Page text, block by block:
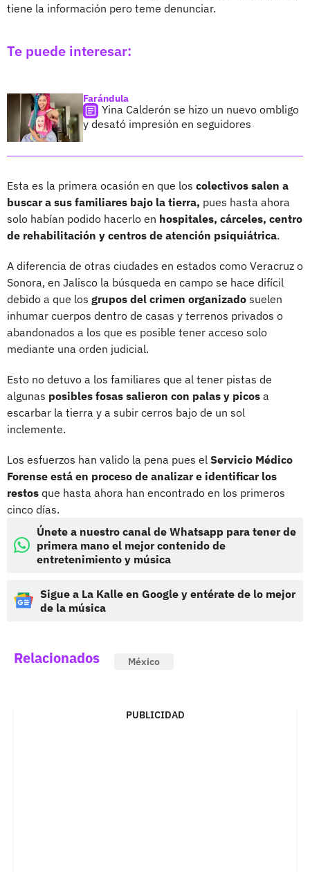
tiene la información pero teme denunciar.
Te puede interesar:
Farándula
Yina Calderón se hizo un nuevo ombligo
y desató impresión en seguidores
Esta es la primera ocasión en que los colectivos salen a
buscar a sus familiares bajo la tierra, pues hasta ahora
solo habían podido hacerlo en hospitales, cárceles, centro
de rehabilitación y centros de atención psiquiátrica.
A diferencia de otras ciudades en estados como Veracruz o
Sonora, en Jalisco la búsqueda en campo se hace difícil
debido a que los grupos del crimen organizado suelen
inhumar cuerpos dentro de casas y terrenos privados o
abandonados a los que es posible tener acceso solo
mediante una orden judicial.
Esto no detuvo a los familiares que al tener pistas de
algunas posibles fosas salieron con palas y picos a
escarbar la tierra y a subir cerros bajo de un sol
inclemente.
Los esfuerzos han valido la pena pues el Servicio Médico
Forense está en proceso de analizar e identificar los
restos que hasta ahora han encontrado en los primeros
cinco días.
Únete a nuestro canal de Whatsapp para tener de
primera mano el mejor contenido de
entretenimiento y música
Sigue a La Kalle en Google y entérate de lo mejor
de la música
Relacionados México
PUBLICIDAD